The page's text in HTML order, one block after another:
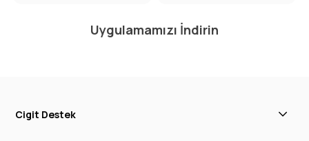
Uygulamamızı İndirin
Cigit Destek